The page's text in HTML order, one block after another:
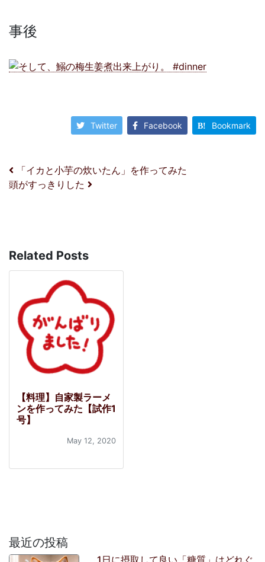
事後
Twitter Facebook Bookmark
投稿ナビゲーション
「イカと小芋の炊いたん」を作ってみた
頭がすっきりした
Related Posts
【料理】自家製ラーメ
ンを作ってみた【試作1
号】
May 12, 2020
最近の投稿